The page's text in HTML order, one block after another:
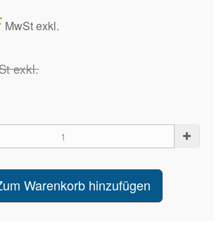
MwSt exkl.
exkl.
Warenkorb hinzufügen